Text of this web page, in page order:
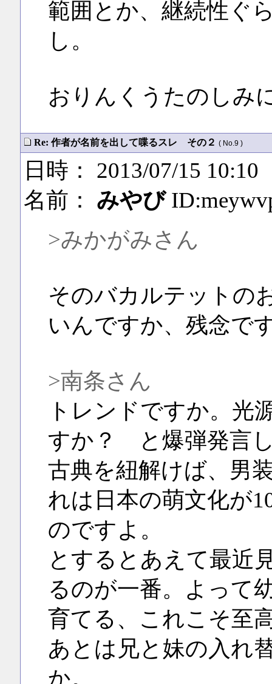
範囲とか、継続性ぐ
し。
おりんくうたのしみ
Re: 作者が名前を出して喋るスレ その２ ( No.9 )
日時： 2013/07/15 10:10
名前： みやび
>みかがみさん
そのバカルテットの
いんですか、残念
>南条さん
トレンドですか。光
すか？ と爆弾発言
古典を紐解けば、男
れは日本の萌文化が
のですよ。
とするとあえて最近
るのが一番。よって
育てる、これこそ至
あとは兄と妹の入れ
か。